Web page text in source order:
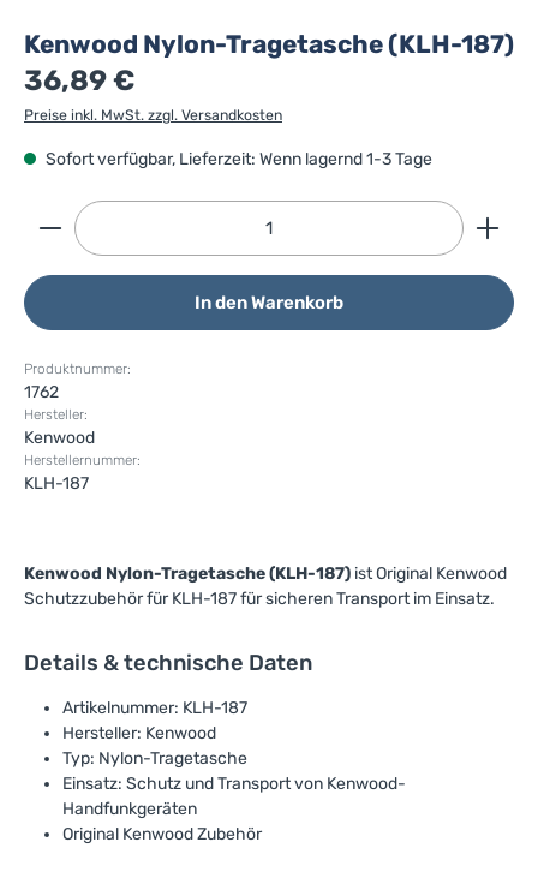
Kenwood Nylon-Tragetasche (KLH-187)
36,89 €
Preise inkl. MwSt. zzgl. Versandkosten
Sofort verfügbar, Lieferzeit: Wenn lagernd 1-3 Tage
Produkt Anzahl: Gib den gewünschten Wert ein
In den Warenkorb
Produktnummer:
1762
Hersteller:
Kenwood
Herstellernummer:
KLH-187
Kenwood Nylon-Tragetasche (KLH-187) ist Original Kenwood
Schutzzubehör für KLH-187 für sicheren Transport im Einsatz.
Details & technische Daten
Artikelnummer: KLH-187
Hersteller: Kenwood
Typ: Nylon-Tragetasche
Einsatz: Schutz und Transport von Kenwood-
Handfunkgeräten
Original Kenwood Zubehör